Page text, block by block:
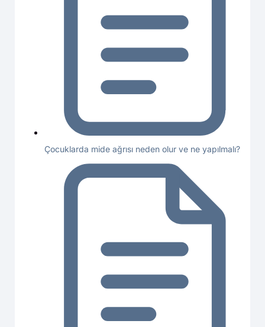
Çocuklarda mide ağrısı neden olur ve ne yapılmalı?